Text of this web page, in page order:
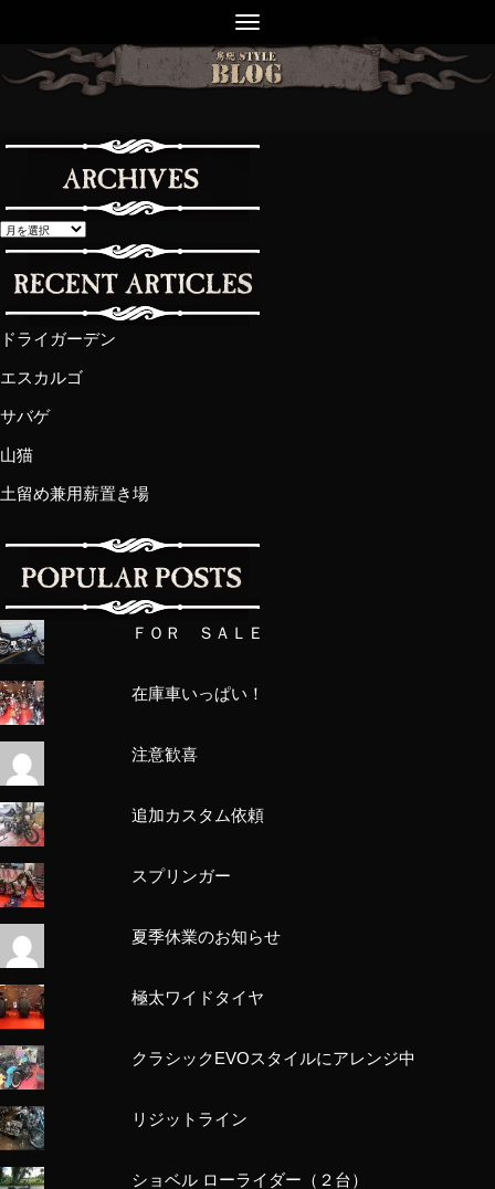
ドライガーデン
エスカルゴ
サバゲ
山猫
土留め兼用薪置き場
ＦＯＲ ＳＡＬＥ
在庫車いっぱい！
注意歓喜
追加カスタム依頼
スプリンガー
夏季休業のお知らせ
極太ワイドタイヤ
クラシックEVOスタイルにアレンジ中
リジットライン
ショベル ローライダー（２台）